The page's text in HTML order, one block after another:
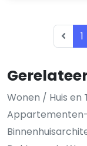
Wonen / Huis en
1